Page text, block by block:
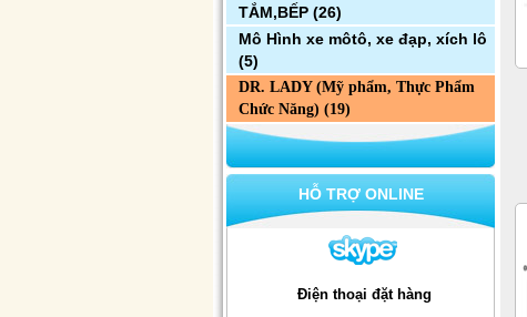
TẮM,BẾP (26)
Mô Hình xe môtô, xe đạp, xích lô
(5)
DR. LADY (Mỹ phẩm, Thực Phẩm
Chức Năng) (19)
HỖ TRỢ ONLINE
Điện thoại đặt hàng